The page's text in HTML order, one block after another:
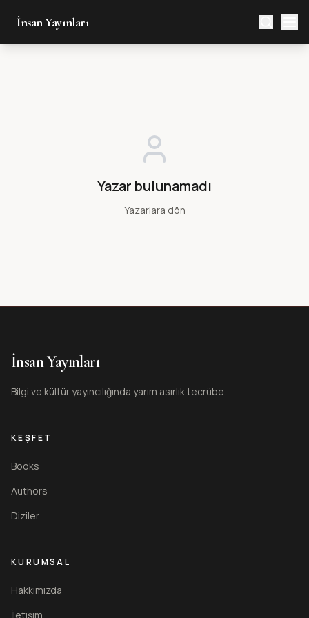
İnsan Yayınları
Yazar bulunamadı
Yazarlara dön
İnsan Yayınları
Bilgi ve kültür yayıncılığında yarım asırlık tecrübe.
KEŞFET
Books
Authors
Diziler
KURUMSAL
Hakkımızda
İletişim